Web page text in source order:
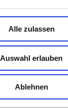
Alle zulassen
Auswahl erlauben
Ablehnen
Bärlauch-Öl
Art. Nr.: 142944
500 ml